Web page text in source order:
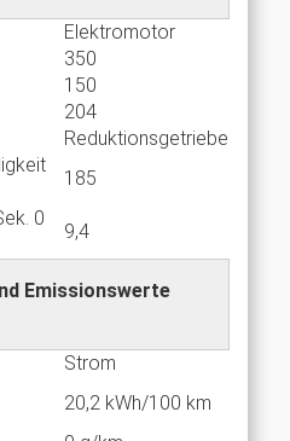
Elektromotor
350
150
204
Reduktionsgetriebe
185
0
9,4
Emissionswerte
Strom
20,2 kWh/100 km